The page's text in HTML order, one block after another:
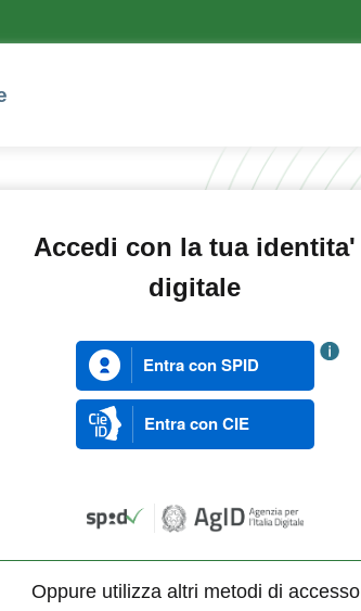
Accedi con la tua identita'
digitale
Entra con SPID
Entra con CIE
Oppure utilizza altri metodi di accesso